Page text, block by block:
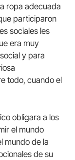
ropa adecuada
participaron
sociales les
era muy
y para
todo, cuando el
obligara a los
el mundo
mundo de la
de su